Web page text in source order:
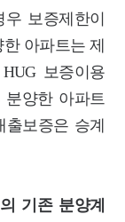
보증제한이
아파트는 제
보증이용
분양한 아파트
보증은 승계
기존 분양계